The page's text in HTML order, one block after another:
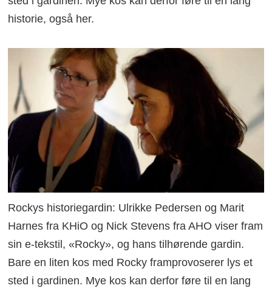
historie, også her.
Rockys historiegardin: Ulrikke Pedersen og Marit
Harnes fra KHiO og Nick Stevens fra AHO viser fram
sin e-tekstil, «Rocky», og hans tilhørende gardin.
Bare en liten kos med Rocky framprovoserer lys et
sted i gardinen. Mye kos kan derfor føre til en lang